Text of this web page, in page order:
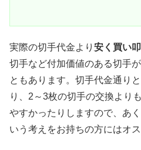
実際の切手代金より 安く買い
切手など付加価値のある切手が
ともあります。切手代金通り
り、2～3枚の切手の交換より
やすかったりしますので、あ
いう考えをお持ちの方にはオス